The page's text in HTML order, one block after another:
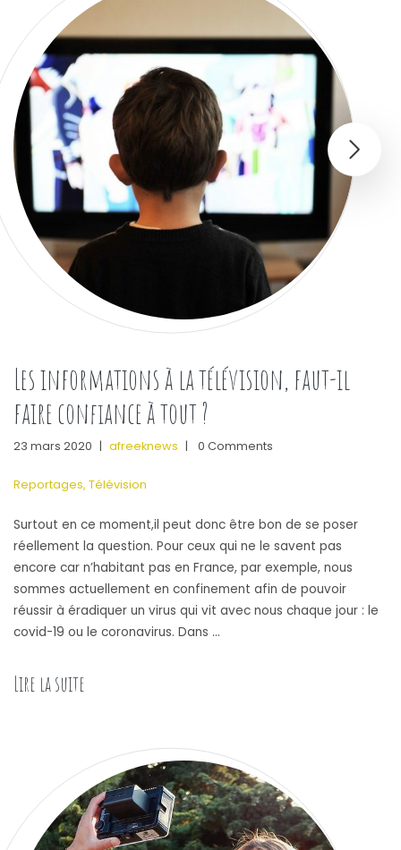
Les informations à la télévision, faut-il
faire confiance à tout ?
23 mars 2020 | afreeknews | 0 Comments
Reportages, Télévision
Surtout en ce moment,il peut donc être bon de se poser
réellement la question. Pour ceux qui ne le savent pas
encore car n’habitant pas en France, par exemple, nous
sommes actuellement en confinement afin de pouvoir
réussir à éradiquer un virus qui vit avec nous chaque jour : le
covid-19 ou le coronavirus. Dans …
Lire la suite